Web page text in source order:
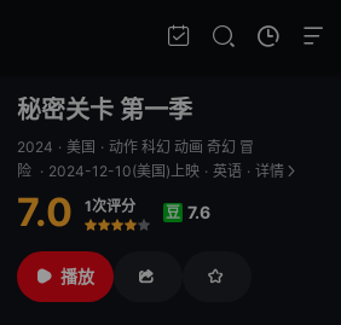
秘密关卡 第一季
2024 · 美国 · 动作 科幻 动画 奇幻 冒
险 · 2024-12-10(美国)上映 · 英语 · 详情
7.0 1次评分
很差
较差
还行推荐力荐
豆 7.6
播放